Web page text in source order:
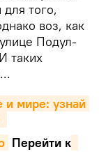
того,
воз, как
Подул-
таких
и мире: узнай
Перейти к